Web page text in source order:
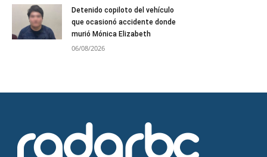
Detenido copiloto del vehículo
que ocasionó accidente donde
murió Mónica Elizabeth
06/08/2026